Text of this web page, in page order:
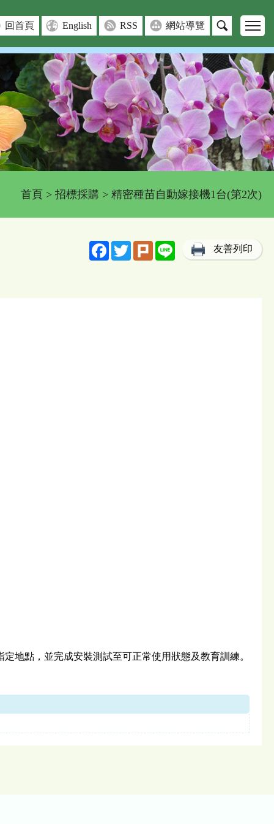
回首頁 English RSS 網站導覽
首頁 > 招標採購 > 精密種苗自動嫁接機1台(第2次)
FacebookTwitterPlurk Line 友善列印
地點，並完成安裝測試至可正常使用狀態及教育訓練。